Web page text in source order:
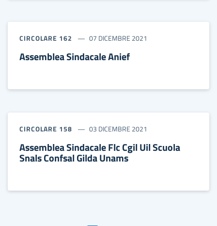
CIRCOLARE 162 07 DICEMBRE 2021
Assemblea Sindacale Anief
CIRCOLARE 158 03 DICEMBRE 2021
Assemblea Sindacale Flc Cgil Uil Scuola
Snals Confsal Gilda Unams